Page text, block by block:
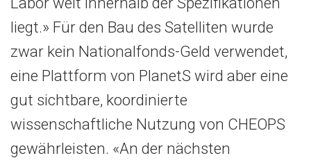
liegt.» Für den Bau des Satelliten wurde
zwar kein Nationalfonds-Geld verwendet,
eine Plattform von PlanetS wird aber eine
gut sichtbare, koordinierte
wissenschaftliche Nutzung von CHEOPS
gewährleisten. «An der nächsten